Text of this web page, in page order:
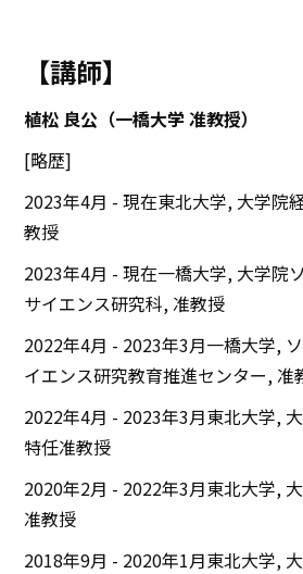
【講師】
植松 良公（一橋大学 准教授）
[略歴]
2023年4月 - 現在東北大学, 大学院
教授
2023年4月 - 現在一橋大学, 大学院
サイエンス研究科, 准教授
2022年4月 - 2023年3月一橋大学,
イエンス研究教育推進センター, 准
2022年4月 - 2023年3月東北大学,
特任准教授
2020年2月 - 2022年3月東北大学,
准教授
2018年9月 - 2020年1月東北大学,